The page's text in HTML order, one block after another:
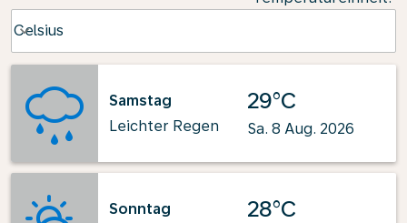
Celsius
keyboard_arrow_down
Samstag
Leichter Regen
29°C
Sa. 8 Aug. 2026
Sonntag
28°C